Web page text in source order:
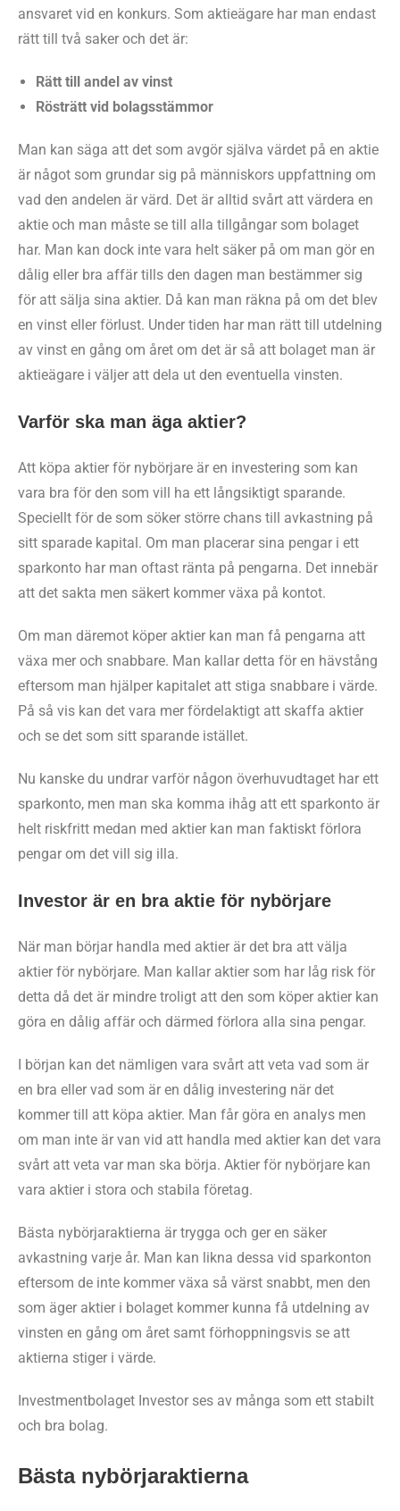
ansvaret vid en konkurs. Som aktieägare har man endast
rätt till två saker och det är:
Rätt till andel av vinst
Rösträtt vid bolagsstämmor
Man kan säga att det som avgör själva värdet på en aktie
är något som grundar sig på människors uppfattning om
vad den andelen är värd. Det är alltid svårt att värdera en
aktie och man måste se till alla tillgångar som bolaget
har. Man kan dock inte vara helt säker på om man gör en
dålig eller bra affär tills den dagen man bestämmer sig
för att sälja sina aktier. Då kan man räkna på om det blev
en vinst eller förlust. Under tiden har man rätt till utdelning
av vinst en gång om året om det är så att bolaget man är
aktieägare i väljer att dela ut den eventuella vinsten.
Varför ska man äga aktier?
Att köpa aktier för nybörjare är en investering som kan
vara bra för den som vill ha ett långsiktigt sparande.
Speciellt för de som söker större chans till avkastning på
sitt sparade kapital. Om man placerar sina pengar i ett
sparkonto har man oftast ränta på pengarna. Det innebär
att det sakta men säkert kommer växa på kontot.
Om man däremot köper aktier kan man få pengarna att
växa mer och snabbare. Man kallar detta för en hävstång
eftersom man hjälper kapitalet att stiga snabbare i värde.
På så vis kan det vara mer fördelaktigt att skaffa aktier
och se det som sitt sparande istället.
Nu kanske du undrar varför någon överhuvudtaget har ett
sparkonto, men man ska komma ihåg att ett sparkonto är
helt riskfritt medan med aktier kan man faktiskt förlora
pengar om det vill sig illa.
Investor är en bra aktie för nybörjare
När man börjar handla med aktier är det bra att välja
aktier för nybörjare. Man kallar aktier som har låg risk för
detta då det är mindre troligt att den som köper aktier kan
göra en dålig affär och därmed förlora alla sina pengar.
I början kan det nämligen vara svårt att veta vad som är
en bra eller vad som är en dålig investering när det
kommer till att köpa aktier. Man får göra en analys men
om man inte är van vid att handla med aktier kan det vara
svårt att veta var man ska börja. Aktier för nybörjare kan
vara aktier i stora och stabila företag.
Bästa nybörjaraktierna är trygga och ger en säker
avkastning varje år. Man kan likna dessa vid sparkonton
eftersom de inte kommer växa så värst snabbt, men den
som äger aktier i bolaget kommer kunna få utdelning av
vinsten en gång om året samt förhoppningsvis se att
aktierna stiger i värde.
Investmentbolaget Investor ses av många som ett stabilt
och bra bolag.
Bästa nybörjaraktierna